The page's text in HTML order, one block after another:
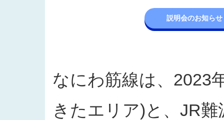
説明会のお知らせ
なにわ筋線は、2023
きたエリア)と、JR